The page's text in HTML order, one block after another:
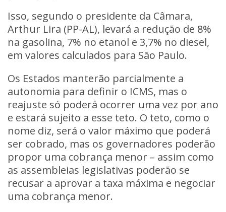
Isso, segundo o presidente da Câmara,
Arthur Lira (PP-AL), levará a redução de 8%
na gasolina, 7% no etanol e 3,7% no diesel,
em valores calculados para São Paulo.
Os Estados manterão parcialmente a
autonomia para definir o ICMS, mas o
reajuste só poderá ocorrer uma vez por ano
e estará sujeito a esse teto. O teto, como o
nome diz, será o valor máximo que poderá
ser cobrado, mas os governadores poderão
propor uma cobrança menor – assim como
as assembleias legislativas poderão se
recusar a aprovar a taxa máxima e negociar
uma cobrança menor.